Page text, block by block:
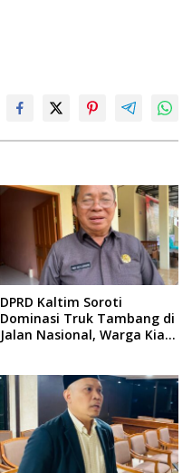
DPRD Kaltim Soroti
Dominasi Truk Tambang di
Jalan Nasional, Warga Kian